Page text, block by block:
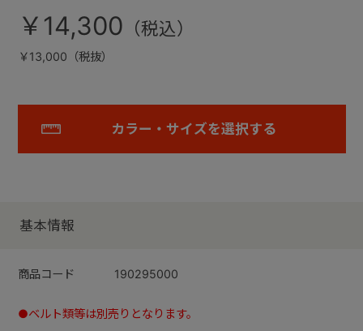
￥14,300
￥13,000（税抜）
カラー・サイズを選択する
基本情報
商品コード 190295000
●ベルト類等は別売りとなります。